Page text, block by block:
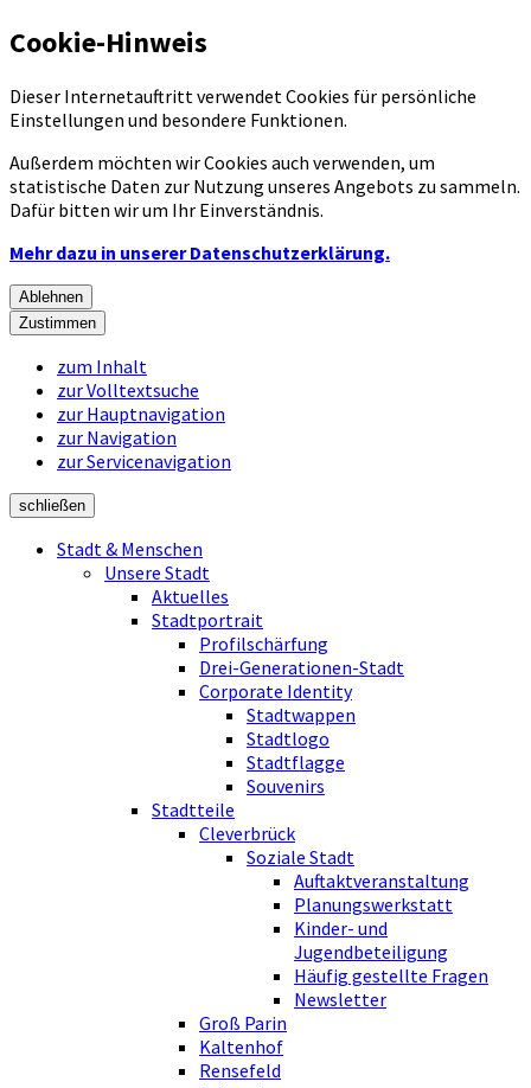
Cookie-Hinweis
Dieser Internetauftritt verwendet Cookies für persönliche
Einstellungen und besondere Funktionen.
Außerdem möchten wir Cookies auch verwenden, um
statistische Daten zur Nutzung unseres Angebots zu sammeln.
Dafür bitten wir um Ihr Einverständnis.
Mehr dazu in unserer Datenschutzerklärung.
Ablehnen
Zustimmen
zum Inhalt
zur Volltextsuche
zur Hauptnavigation
zur Navigation
zur Servicenavigation
schließen
Stadt & Menschen
Unsere Stadt
Aktuelles
Stadtportrait
Profilschärfung
Drei-Generationen-Stadt
Corporate Identity
Stadtwappen
Stadtlogo
Stadtflagge
Souvenirs
Stadtteile
Cleverbrück
Soziale Stadt
Auftaktveranstaltung
Planungswerkstatt
Kinder- und
Jugendbeteiligung
Häufig gestellte Fragen
Newsletter
Groß Parin
Kaltenhof
Rensefeld